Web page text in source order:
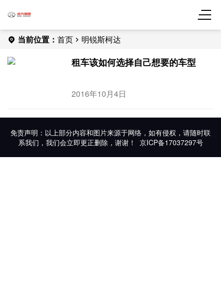
当前位置： 首页 明锐斯柯达
租车该如何选择自己想要的车型
2016年10月4日
免责声明：以上部分内容和图片来源于网络，如有侵权，请随时联
系我们，我们会立即更正删除，谢谢！ 京ICP备17037297号